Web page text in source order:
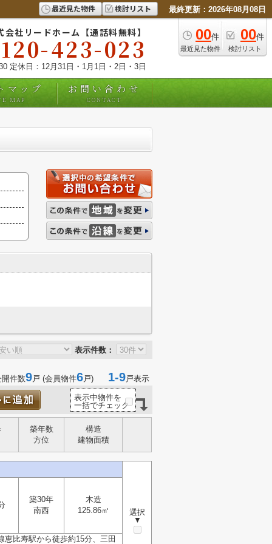
最近見た物件 検討リスト 最終更新：2026年08月08日
00件
最近見た物件
00件
検討リスト
会社リードホーム【通話料無料】
423-023
定休日：12月31日・1月1日・2日・3日
マップ
MAP
お問い合わせ
CONTACT
表示件数：
開件数9戸 (会員物件6戸) 1-9戸表示
表示中物件を
一括でチェック
築年数
方位
構造
建物面積
選択
▼
築30年
南西
木造
125.86㎡
比寿駅から徒歩約15分、三田